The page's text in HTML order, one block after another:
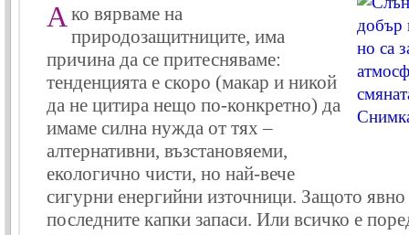
Ако вярваме на
природозащитниците, има
причина да се притесняваме:
тенденцията е скоро (макар и никой
да не цитира нещо по-конкретно) да
имаме силна нужда от тях –
алтернативни, възстановяеми,
екологично чисти, но най-вече
сигурни енергийни източници. Защото
последните капки запаси. Или всичко е